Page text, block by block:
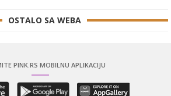
OSTALO SA WEBA
PINK.RS MOBILNU APLIKACIJU